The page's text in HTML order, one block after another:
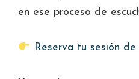
en ese proceso de
Reserva tu sesión